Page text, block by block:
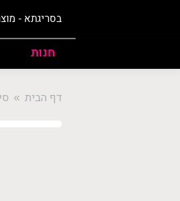
בסריגתא -
חנות
דף הבית